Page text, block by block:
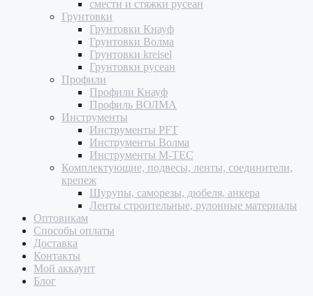
смести и стяжки русеан
Грунтовки
Грунтовки Кнауф
Грунтовки Волма
Грунтовки kreisel
Грунтовки русеан
Профили
Профили Кнауф
Профиль ВОЛМА
Инструменты
Инструменты PFT
Инструменты Волма
Инструменты M-TEC
Комплектующие, подвесы, ленты, соединители,
крепеж
Шурупы, саморезы, дюбеля, анкера
Ленты строительные, рулонные материалы
Оптовикам
Способы оплаты
Доставка
Контакты
Мой аккаунт
Блог